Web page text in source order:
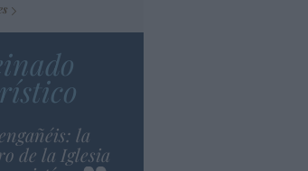
la
de la Iglesia